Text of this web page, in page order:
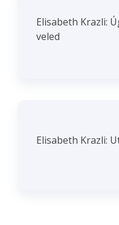
Elisabeth Krazli:
veled
Elisabeth Krazli: